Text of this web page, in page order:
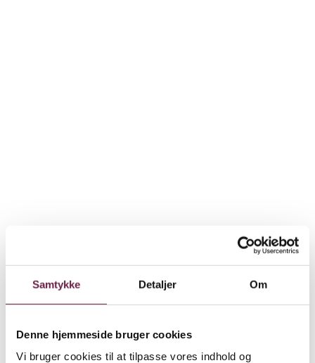
Samtykke Detaljer Om
Denne hjemmeside bruger cookies
Vi bruger cookies til at tilpasse vores indhold og